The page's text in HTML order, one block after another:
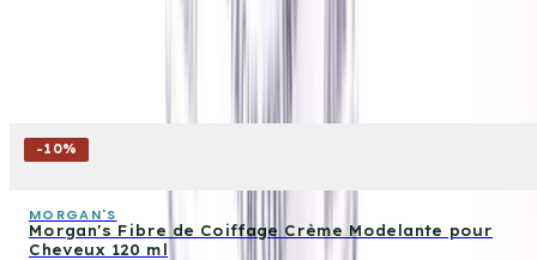
-10%
MORGAN'S
Morgan's Fibre de Coiffage Crème Modelante pour
Cheveux 120 ml